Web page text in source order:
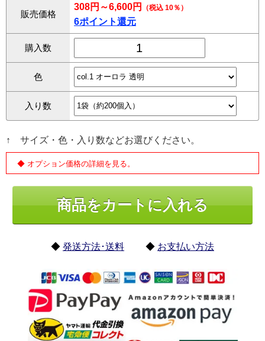
販売価格
308円～6,600円 （税込 10％）
6ポイント還元
購入数
色
入り数
↑ サイズ・色・入り数などお選びください。
◆ オプション価格の詳細を見る。
◆ 発送方法･送料 ◆ お支払い方法